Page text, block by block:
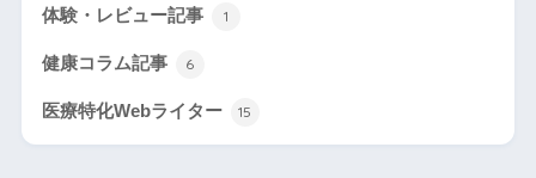
体験・レビュー記事 1
健康コラム記事 6
医療特化Webライター 15